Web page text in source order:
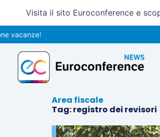
contenuto
Visita il sito Euroconference e
Area fiscale
Tag: registro dei revisori